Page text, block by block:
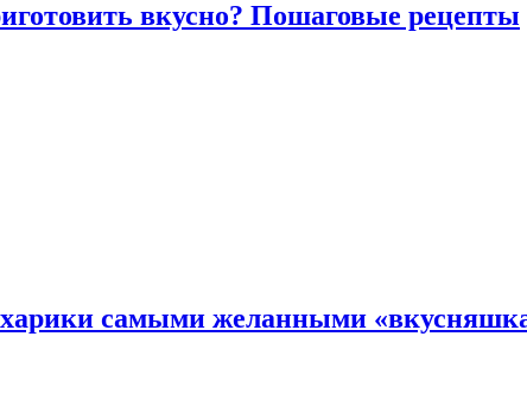
вкусно? Пошаговые рецепты
самыми желанными